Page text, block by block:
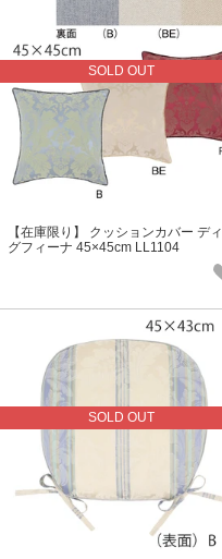
SOLD OUT
【在庫限り】 クッションカバー ディ
グフィーナ 45×45cm LL1104
SOLD OUT